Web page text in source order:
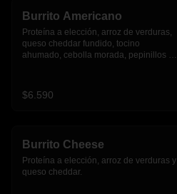
Burrito Americano
Proteína a elección, arroz de verduras,
queso cheddar fundido, tocino
ahumado, cebolla morada, pepinillos y
$6.590
Burrito Cheese
Proteína a elección, arroz de verduras y
queso cheddar.